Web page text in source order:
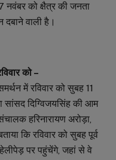
नवंबर को क्षैत्र की जनता
वाली है।
को –
में रविवार को सुबह 11
सांसद दिग्विजयसिंह की आम
हरिनारायण अरोड़ा,
कि रविवार को सुबह पूर्व
पर पहुंचेंगे, जहां से वे